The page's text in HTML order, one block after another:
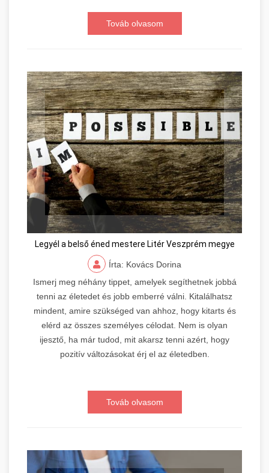
Továb olvasom
Legyél a belső éned mestere Litér Veszprém megye
Írta: Kovács Dorina
Ismerj meg néhány tippet, amelyek segíthetnek jobbá
tenni az életedet és jobb emberré válni. Kitalálhatsz
mindent, amire szükséged van ahhoz, hogy kitarts és
elérd az összes személyes célodat. Nem is olyan
ijesztő, ha már tudod, mit akarsz tenni azért, hogy
pozitív változásokat érj el az életedben.
Továb olvasom